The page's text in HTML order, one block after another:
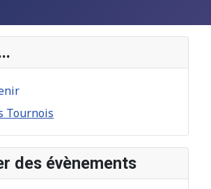
Tournois
des évènements